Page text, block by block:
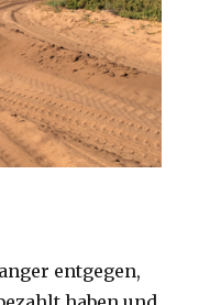
entgegen,